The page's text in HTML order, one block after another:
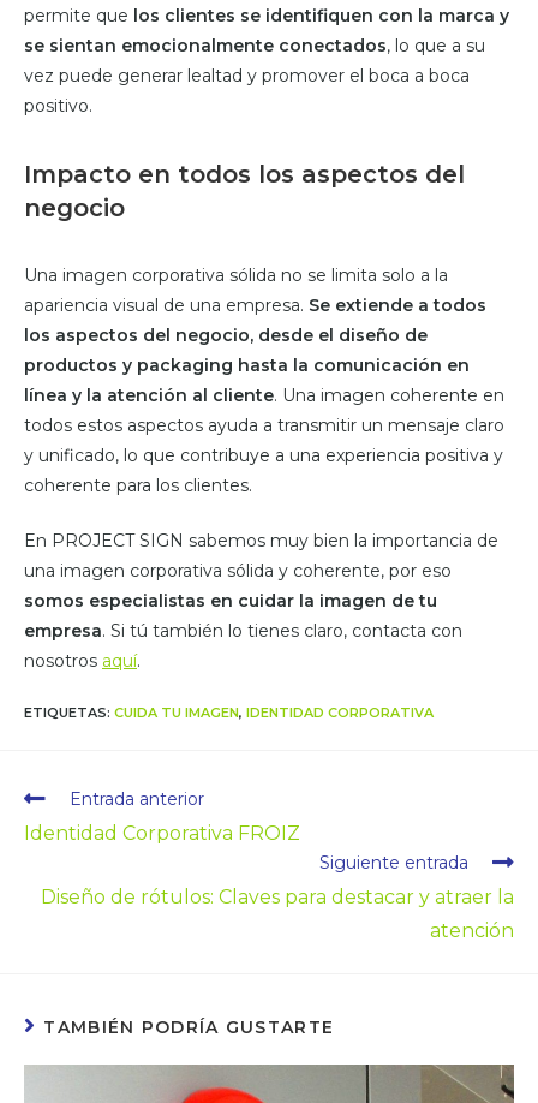
permite que los clientes se identifiquen con la marca y
se sientan emocionalmente conectados, lo que a su
vez puede generar lealtad y promover el boca a boca
positivo.
Impacto en todos los aspectos del
negocio
Una imagen corporativa sólida no se limita solo a la
apariencia visual de una empresa. Se extiende a todos
los aspectos del negocio, desde el diseño de
productos y packaging hasta la comunicación en
línea y la atención al cliente. Una imagen coherente en
todos estos aspectos ayuda a transmitir un mensaje claro
y unificado, lo que contribuye a una experiencia positiva y
coherente para los clientes.
En PROJECT SIGN sabemos muy bien la importancia de
una imagen corporativa sólida y coherente, por eso
somos especialistas en cuidar la imagen de tu
empresa. Si tú también lo tienes claro, contacta con
nosotros aquí.
ETIQUETAS: CUIDA TU IMAGEN, IDENTIDAD CORPORATIVA
Entrada anterior
Identidad Corporativa FROIZ
Siguiente entrada
Diseño de rótulos: Claves para destacar y atraer la
atención
TAMBIÉN PODRÍA GUSTARTE